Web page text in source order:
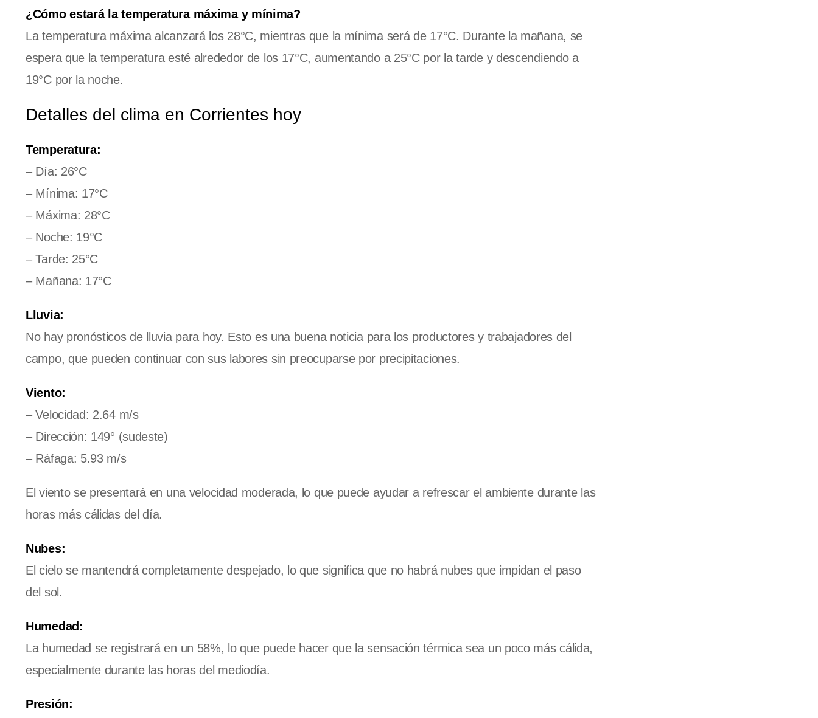
¿Cómo estará la temperatura máxima y mínima?
La temperatura máxima alcanzará los 28°C, mientras que la mínima será de 17°C. Durante la mañana, se
espera que la temperatura esté alrededor de los 17°C, aumentando a 25°C por la tarde y descendiendo a
19°C por la noche.
Detalles del clima en Corrientes hoy
Temperatura:
– Día: 26°C
– Mínima: 17°C
– Máxima: 28°C
– Noche: 19°C
– Tarde: 25°C
– Mañana: 17°C
Lluvia:
No hay pronósticos de lluvia para hoy. Esto es una buena noticia para los productores y trabajadores del
campo, que pueden continuar con sus labores sin preocuparse por precipitaciones.
Viento:
– Velocidad: 2.64 m/s
– Dirección: 149° (sudeste)
– Ráfaga: 5.93 m/s
El viento se presentará en una velocidad moderada, lo que puede ayudar a refrescar el ambiente durante las
horas más cálidas del día.
Nubes:
El cielo se mantendrá completamente despejado, lo que significa que no habrá nubes que impidan el paso
del sol.
Humedad:
La humedad se registrará en un 58%, lo que puede hacer que la sensación térmica sea un poco más cálida,
especialmente durante las horas del mediodía.
Presión: